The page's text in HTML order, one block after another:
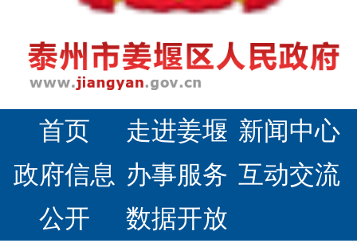
首页 走进姜堰 新闻中心
政府信息
公开
办事服务 互动交流
数据开放